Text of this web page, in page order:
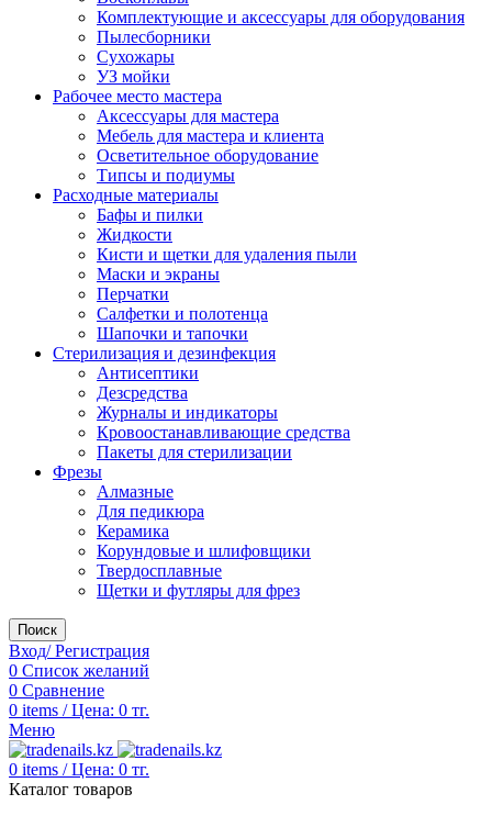
Комплектующие и аксессуары для оборудования
Пылесборники
Сухожары
УЗ мойки
Рабочее место мастера
Аксессуары для мастера
Мебель для мастера и клиента
Осветительное оборудование
Типсы и подиумы
Расходные материалы
Бафы и пилки
Жидкости
Кисти и щетки для удаления пыли
Маски и экраны
Перчатки
Салфетки и полотенца
Шапочки и тапочки
Стерилизация и дезинфекция
Антисептики
Дезсредства
Журналы и индикаторы
Кровоостанавливающие средства
Пакеты для стерилизации
Фрезы
Алмазные
Для педикюра
Керамика
Корундовые и шлифовщики
Твердосплавные
Щетки и футляры для фрез
Поиск
Вход/ Регистрация
0 Список желаний
0 Сравнение
0 items / Цена: 0 тг.
Меню
0 items / Цена: 0 тг.
Каталог товаров